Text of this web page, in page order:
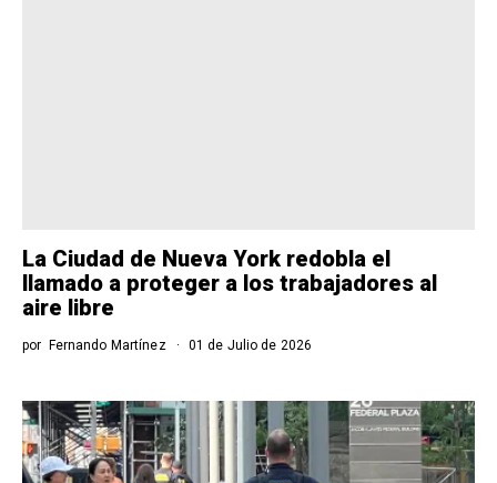
La Ciudad de Nueva York redobla el
llamado a proteger a los trabajadores al
aire libre
por Fernando Martínez 01 de Julio de 2026